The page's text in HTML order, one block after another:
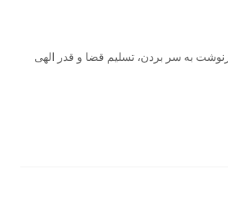
به سر بردن، تسلیم قضا و قدر الهی